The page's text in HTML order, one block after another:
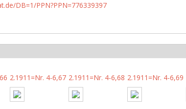
DB=1/PPN?PPN=776339397
2.1911=Nr. 4-6,67 2.1911=Nr. 4-6,68 2.1911=Nr. 4-6,69